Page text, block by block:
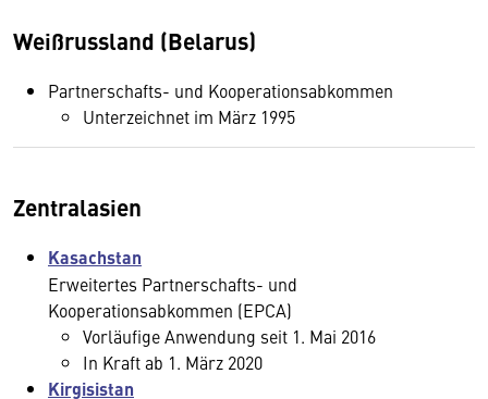
Weißrussland (Belarus)
Partnerschafts- und Kooperationsabkommen
Unterzeichnet im März 1995
Zentralasien
Kasachstan
Erweitertes Partnerschafts- und
Kooperationsabkommen (EPCA)
Vorläufige Anwendung seit 1. Mai 2016
In Kraft ab 1. März 2020
Kirgisistan